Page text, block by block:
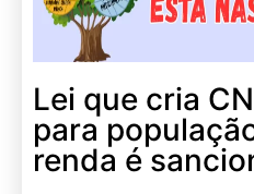
Lei que cria
para
renda é